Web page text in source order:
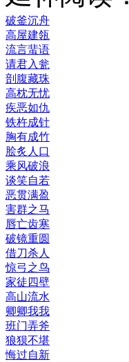
破釜沉舟
高屋建瓴
流言蜚语
请君入瓮
剖腹藏珠
高枕无忧
疾恶如仇
铁杵成针
胸有成竹
脍炙人口
乘风破浪
谈笑自若
恶贯满盈
害群之马
唇亡齿寒
破镜重圆
借刀杀人
惊弓之鸟
家徒四壁
高山流水
卿卿我我
班门弄斧
狼狈不堪
悔过自新